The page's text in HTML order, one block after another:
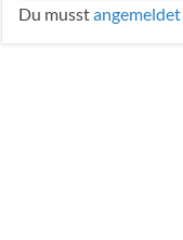
Du musstangemeldet